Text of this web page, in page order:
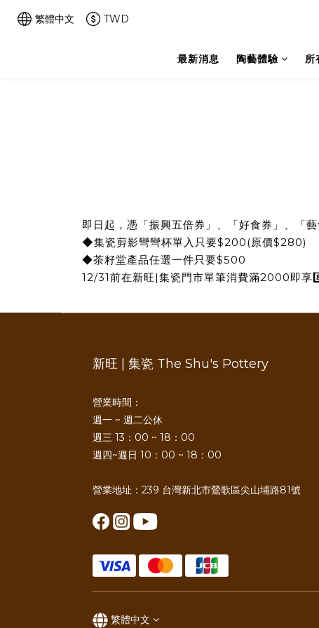
繁體中文 TWD
最新消息 陶藝體驗 所
即日起，憑「振興五倍券」、「好食券」、「
◆集瓷剪影彎彎杯單入只要$200(原價$280)
◆茶籽堂產品任選一件只要$500
12/31前在新旺|集瓷門市單筆消費滿2000即享
新旺 | 集瓷 The Shu's Pottery
營業時間：
週一 ~ 週二公休
週三 13：00 ~ 18：00
週四~週日 10：00 ~ 18：00
營業地址：239 台灣新北市鶯歌區尖山埔路81號
繁體中文